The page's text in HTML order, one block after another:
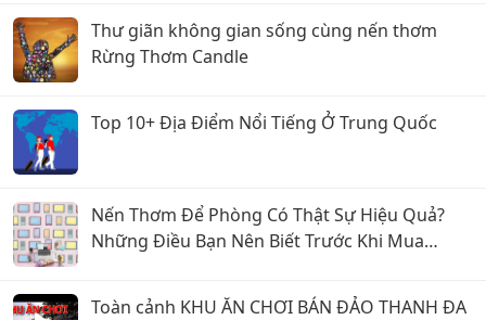
Thư giãn không gian sống cùng nến thơm
Rừng Thơm Candle
Top 10+ Địa Điểm Nổi Tiếng Ở Trung Quốc
Nến Thơm Để Phòng Có Thật Sự Hiệu Quả?
Những Điều Bạn Nên Biết Trước Khi Mua
Toàn cảnh KHU ĂN CHƠI BÁN ĐẢO THANH ĐA